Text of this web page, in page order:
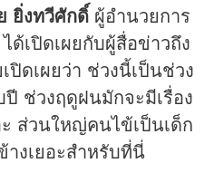
ยิ่งทวีศักดิ์ ผู้อำนวยการ
ด้เปิดเผยกับผู้สื่อข่าวถึง
ดเผยว่า ช่วงนี้เป็นช่วง
ช่วงฤดูฝนมักจะมีเรื่อง
ส่วนใหญ่คนไข้เป็นเด็ก
างเยอะสำหรับที่นี่